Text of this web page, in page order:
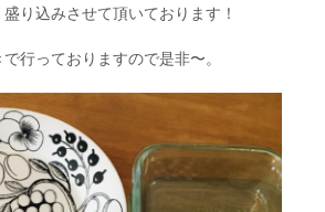
り込みさせて頂いております！
行っておりますので是非〜。